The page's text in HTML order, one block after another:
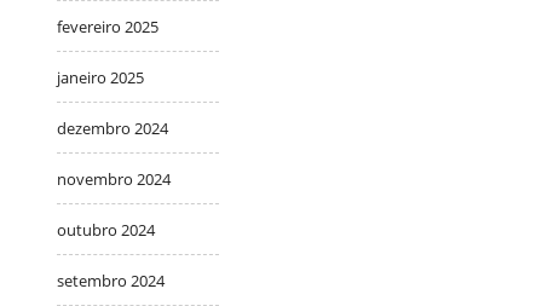
fevereiro 2025
janeiro 2025
dezembro 2024
novembro 2024
outubro 2024
setembro 2024